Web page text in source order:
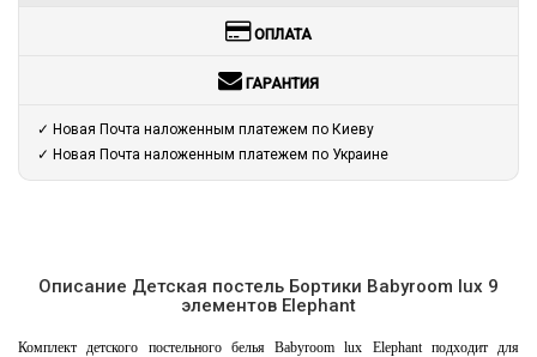
ОПЛАТА
ГАРАНТИЯ
✓ Новая Почта наложенным платежем по Киеву
✓ Новая Почта наложенным платежем по Украине
Описание Детская постель Бортики Babyroom lux 9
элементов Elephant
Комплект детского постельного белья Babyroom lux Elephant подходит для